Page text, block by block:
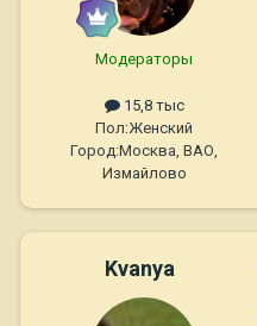
Модераторы
15,8 тыс
Пол:Женский
Город:Москва, ВАО,
Измайлово
Kvanya